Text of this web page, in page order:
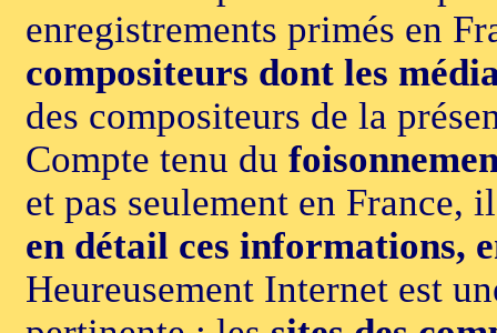
enregistrements primés en
compositeurs dont les
des compositeurs de la
Compte tenu du
et pas seulement en France,
en détail ces informations,
Heureusement Internet est